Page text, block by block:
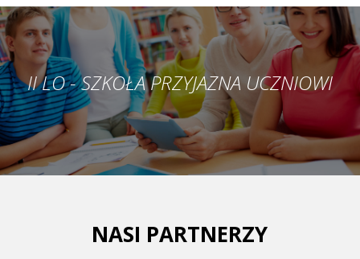
II LO - SZKOŁA PRZYJAZNA UCZNIOWI
NASI PARTNERZY